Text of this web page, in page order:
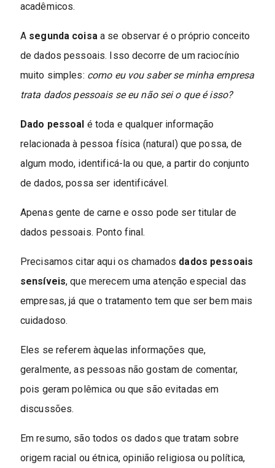
acadêmicos.
A segunda coisaa se observar é o próprio conceito
de dados pessoais. Isso decorre de um raciocínio
muito simples: como eu vou saber se minha empresa
trata dados pessoais se eu não sei o que é isso?
Dado pessoal é toda e qualquer informação
relacionada à pessoa física (natural) que possa, de
algum modo, identificá-la ou que, a partir do conjunto
de dados, possa ser identificável.
Apenas gente de carne e osso pode ser titular de
dados pessoais. Ponto final.
Precisamos citar aqui os chamados dados pessoais
sensíveis, que merecem uma atenção especial das
empresas, já que o tratamento tem que ser bem mais
cuidadoso.
Eles se referem àquelas informações que,
geralmente, as pessoas não gostam de comentar,
pois geram polêmica ou que são evitadas em
discussões.
Em resumo, são todos os dados que tratam sobre
origem racial ou étnica, opinião religiosa ou política,